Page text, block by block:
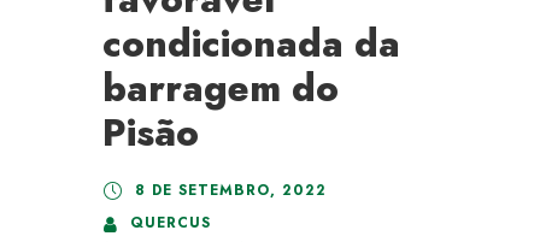
condicionada da
barragem do
Pisão
8 DE SETEMBRO, 2022
QUERCUS